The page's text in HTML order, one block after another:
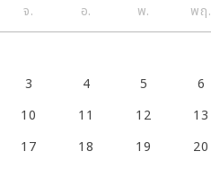
จ.
อ. พ. พฤ.
3
4 5 6
10
11 12 13
17
18 19 20